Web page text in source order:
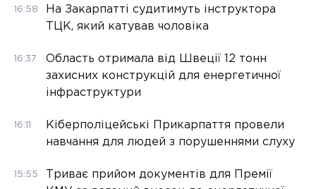
16:58
На Закарпатті судитимуть інструктора
ТЦК, який катував чоловіка
16:37
Область отримала від Швеції 12 тонн
захисних конструкцій для енергетичної
інфраструктури
16:11
Кіберполіцейські Прикарпаття провели
навчання для людей з порушеннями слуху
15:55
Триває прийом документів для Премії